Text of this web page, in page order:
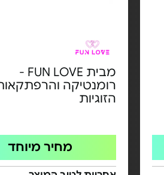
מבית FUN LOVE -
רומנטיקה
הזוגיות
מחיר מיוחד